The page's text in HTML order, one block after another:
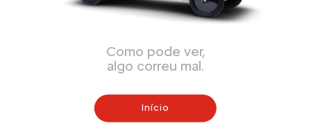
Como pode ver,
algo correu mal.
Início